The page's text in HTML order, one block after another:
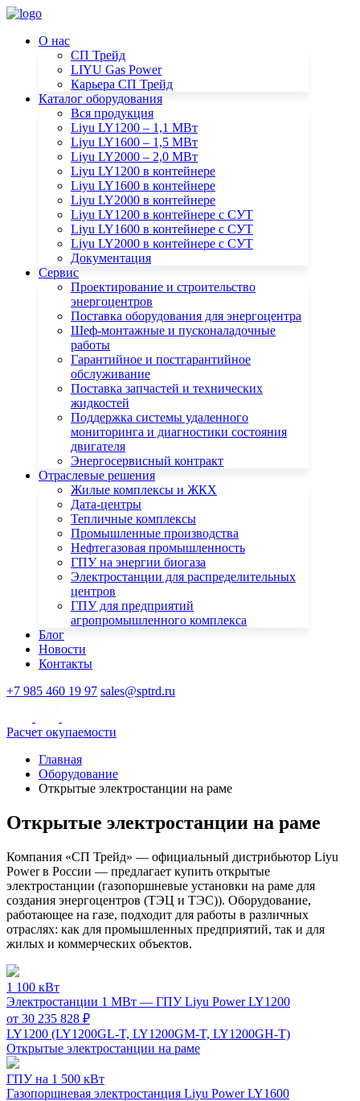
О нас
СП Трейд
LIYU Gas Power
Карьера СП Трейд
Каталог оборудования
Вся продукция
Liyu LY1200 – 1,1 МВт
Liyu LY1600 – 1,5 МВт
Liyu LY2000 – 2,0 МВт
Liyu LY1200 в контейнере
Liyu LY1600 в контейнере
Liyu LY2000 в контейнере
Liyu LY1200 в контейнере с СУТ
Liyu LY1600 в контейнере с СУТ
Liyu LY2000 в контейнере с СУТ
Документация
Сервис
Проектирование и строительство
энергоцентров
Поставка оборудования для энергоцентра
Шеф-монтажные и пусконаладочные
работы
Гарантийное и постгарантийное
обслуживание
Поставка запчастей и технических
жидкостей
Поддержка системы удаленного
мониторинга и диагностики состояния
двигателя
Энергосервисный контракт
Отраслевые решения
Жилые комплексы и ЖКХ
Дата-центры
Тепличные комплексы
Промышленные производства
Нефтегазовая промышленность
ГПУ на энергии биогаза
Электростанции для распределительных
центров
ГПУ для предприятий
агропромышленного комплекса
Блог
Новости
Контакты
+7 985 460 19 97 sales@sptrd.ru
Расчет окупаемости
Главная
Оборудование
Открытые электростанции на раме
Открытые электростанции на раме
Компания «СП Трейд» — официальный дистрибьютор Liyu
Power в России — предлагает купить открытые
электростанции (газопоршневые установки на раме для
создания энергоцентров (ТЭЦ и ТЭС)). Оборудование,
работающее на газе, подходит для работы в различных
отраслях: как для промышленных предприятий, так и для
жилых и коммерческих объектов.
1 100 кВт
Электростанции 1 МВт — ГПУ Liyu Power LY1200
от 30 235 828 ₽
LY1200 (LY1200GL-T, LY1200GM-T, LY1200GH-T)
Открытые электростанции на раме
ГПУ на 1 500 кВт
Газопоршневая электростанция Liyu Power LY1600